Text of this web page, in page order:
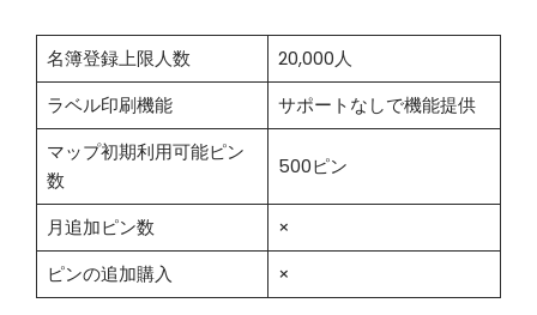
名簿登録上限人数
20,000人
ラベル印刷機能
サポートなしで機能提供
マップ初期利用可能ピン
数
500ピン
月追加ピン数
×
ピンの追加購入
×